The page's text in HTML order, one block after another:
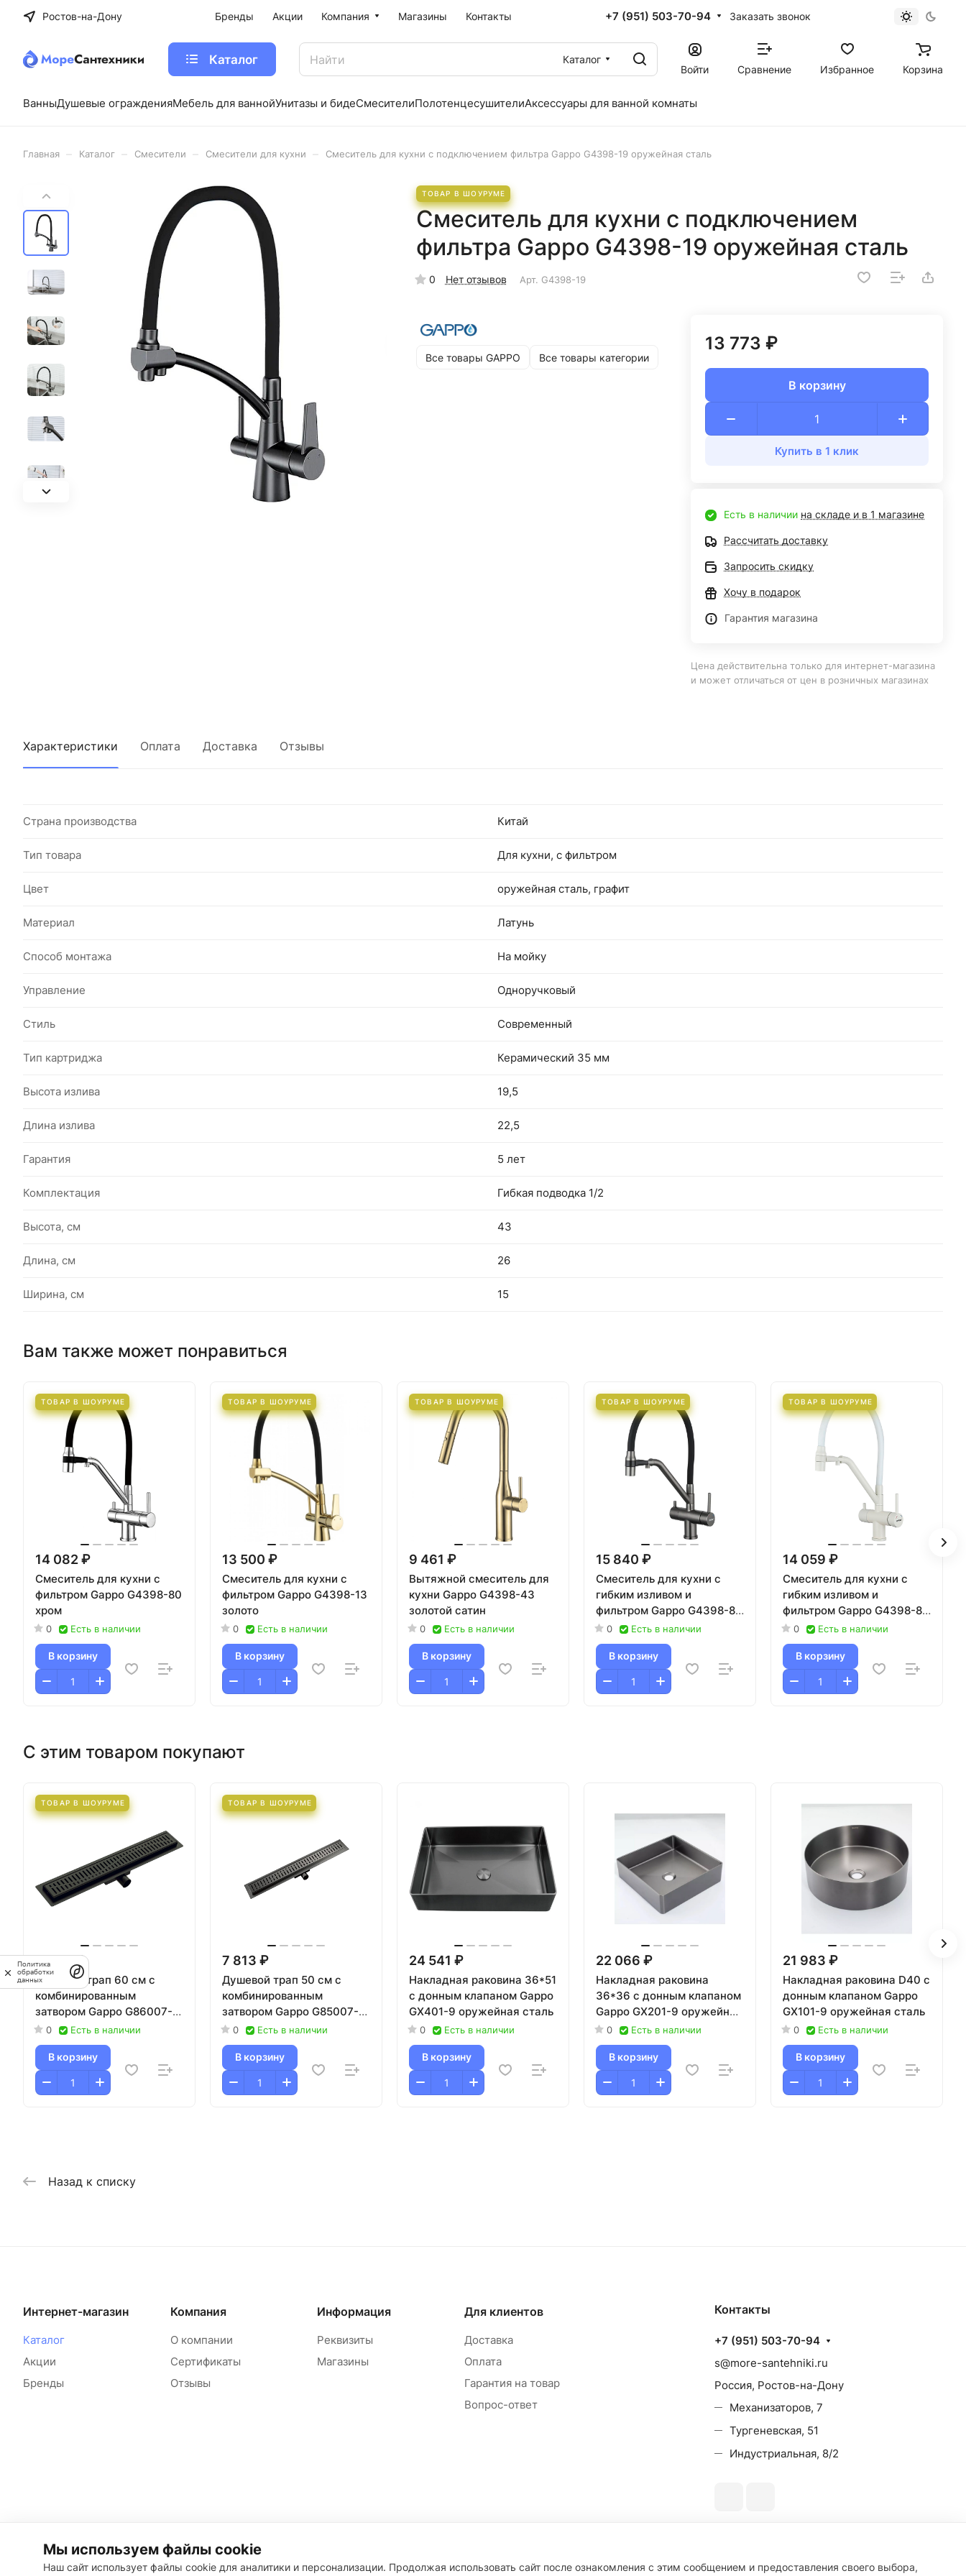
Мы используем файлы cookie
Наш сайт использует файлы cookie для аналитики и персонализации. Продолжая использовать сайт после ознакомления с этим сообщением и предоставления своего выбора,
Ростов-на-Дону Бренды Акции Компания Магазины Контакты +7 (951) 503-70-94 Заказать звонок
Каталог
Каталог
Войти
Сравнение Избранное Корзина
ВанныДушевые огражденияМебель для ваннойУнитазы и бидеСмесителиПолотенцесушителиАксессуары для ванной комнаты
Главная Каталог Cмесители Смесители для кухни Смеситель для кухни с подключением фильтра Gappo G4398-19 оружейная сталь
ТОВАР В ШОУРУМЕ
Смеситель для кухни с подключением
фильтра Gappo G4398-19 оружейная сталь
0 Нет отзывов Арт. G4398-19
Все товары GAPPO Все товары категории
13 773 ₽
В корзину
Купить в 1 клик
Есть в наличии на складе и в 1 магазине
Рассчитать доставку
Запросить скидку
Хочу в подарок
Гарантия магазина
Цена действительна только для интернет-магазина
и может отличаться от цен в розничных магазинах
Характеристики Оплата Доставка Отзывы
Страна производства Китай
Тип товара Для кухни, с фильтром
Цвет оружейная сталь, графит
Материал Латунь
Способ монтажа На мойку
Управление Одноручковый
Стиль Современный
Тип картриджа Керамический 35 мм
Высота излива 19,5
Длина излива 22,5
Гарантия 5 лет
Комплектация Гибкая подводка 1/2
Высота, см 43
Длина, см 26
Ширина, см 15
Вам также может понравиться
ТОВАР В ШОУРУМЕ
14 082 ₽
Смеситель для кухни с
фильтром Gappo G4398-80
хром
0 Есть в наличии
В корзину
ТОВАР В ШОУРУМЕ
13 500 ₽
Смеситель для кухни с
фильтром Gappo G4398-13
золото
0 Есть в наличии
В корзину
ТОВАР В ШОУРУМЕ
9 461 ₽
Вытяжной смеситель для
кухни Gappo G4398-43
золотой сатин
0 Есть в наличии
В корзину
ТОВАР В ШОУРУМЕ
15 840 ₽
Смеситель для кухни с
гибким изливом и
фильтром Gappo G4398-89
оружейная сталь-черный
0 Есть в наличии
В корзину
ТОВАР В ШОУРУМЕ
14 059 ₽
Смеситель для кухни с
гибким изливом и
фильтром Gappo G4398-88
белый
0 Есть в наличии
В корзину
С этим товаром покупают
ТОВАР В ШОУРУМЕ
8 438 ₽
Душевой трап 60 см с
комбинированным
затвором Gappo G86007-
39 оружейная сталь
0 Есть в наличии
В корзину
ТОВАР В ШОУРУМЕ
7 813 ₽
Душевой трап 50 см с
комбинированным
затвором Gappo G85007-
39 оружейная сталь
0 Есть в наличии
В корзину
24 541 ₽
Накладная раковина 36*51
с донным клапаном Gappo
GX401-9 оружейная сталь
0 Есть в наличии
В корзину
22 066 ₽
Накладная раковина
36*36 с донным клапаном
Gappo GX201-9 оружейная
сталь
0 Есть в наличии
В корзину
21 983 ₽
Накладная раковина D40 с
донным клапаном Gappo
GX101-9 оружейная сталь
0 Есть в наличии
В корзину
Назад к списку
Интернет-магазин
Каталог
Акции
Бренды
Компания
О компании
Сертификаты
Отзывы
Информация
Реквизиты
Магазины
Для клиентов
Доставка
Оплата
Гарантия на товар
Вопрос-ответ
Контакты
+7 (951) 503-70-94
s@more-santehniki.ru
Россия, Ростов-на-Дону
Механизаторов, 7
Тургеневская, 51
Индустриальная, 8/2
Политика
обработки
данных